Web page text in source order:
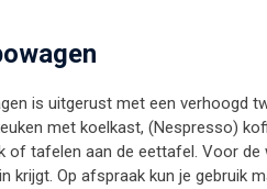
is uitgerust met een verhoogd
met koelkast, (Nespresso)
of tafelen aan de eettafel. Voor
krijgt. Op afspraak kun je gebruik